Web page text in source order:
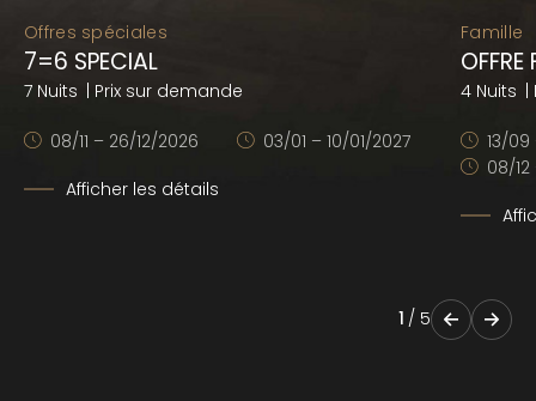
Offres spéciales
7=6 SPECIAL
7 Nuits | Prix sur demande
08/11 – 26/12/2026
03/01 – 10/01/2027
Afficher les détails
Famille
4 Nuits |
13/
08/12
1 / 5